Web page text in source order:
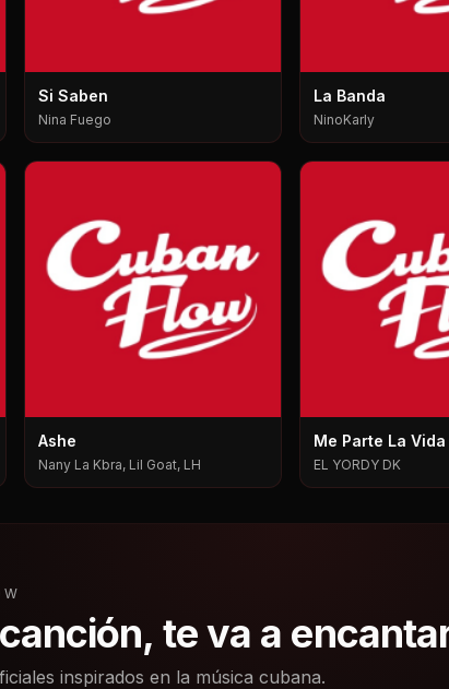
Si Saben
Nina Fuego
La Banda
NinoKarly
Ashe
Nany La Kbra, Lil Goat, LH
Me Parte La Vida
EL YORDY DK
te va a
inspirados en la música cubana.